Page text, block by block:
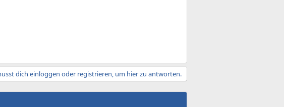
dich einloggen oder registrieren, um hier zu antworten.